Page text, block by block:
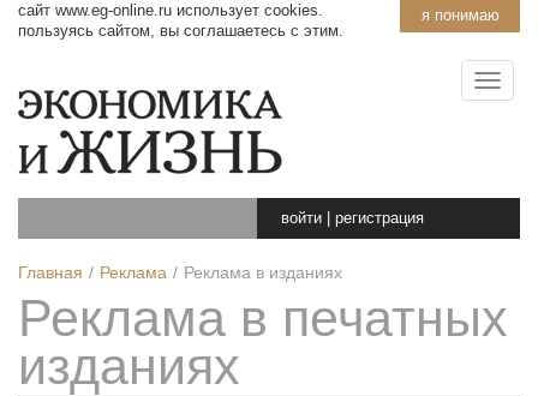
я понимаю
сайт www.eg-online.ru использует cookies.
пользуясь сайтом, вы соглашаетесь с этим.
войти регистрация
Главная Реклама Реклама в изданиях
Реклама в печатных
изданиях